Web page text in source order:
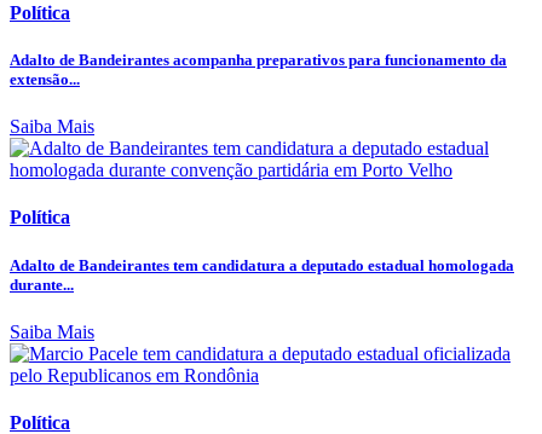
Política
Adalto de Bandeirantes acompanha preparativos para funcionamento da
extensão...
Saiba Mais
Política
Adalto de Bandeirantes tem candidatura a deputado estadual homologada
durante...
Saiba Mais
Política